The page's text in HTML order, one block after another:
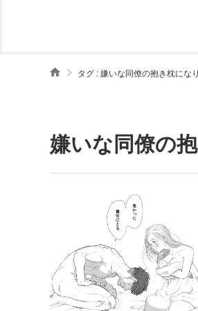
タグ : 嫌いな同僚の抱き枕にな
嫌いな同僚の